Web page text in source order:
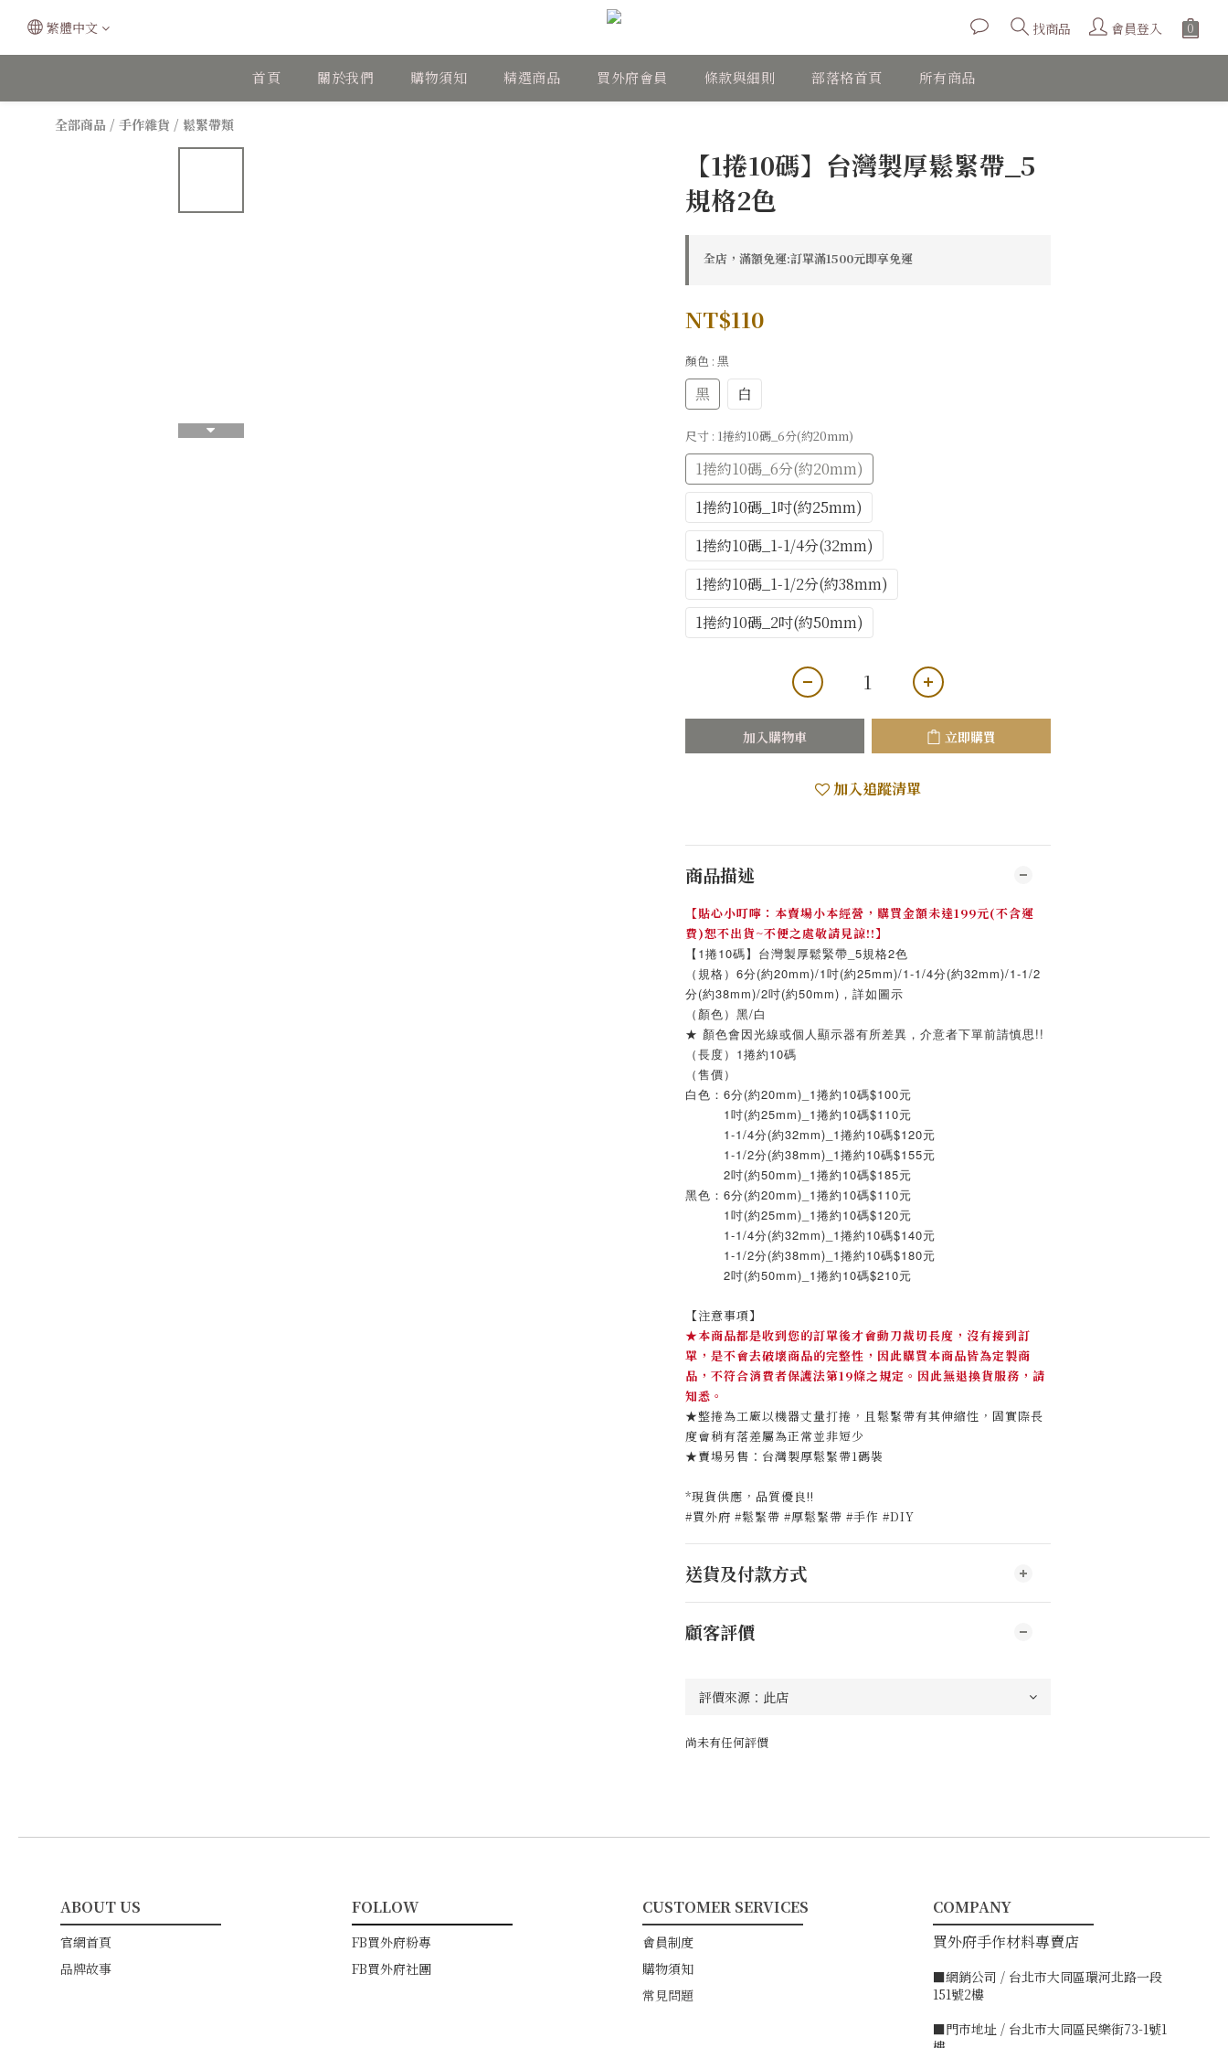
繁體中文 找商品 會員登入
首頁 關於我們 購物須知 精選商品 買外府會員 條款與細則 部落格首頁 所有商品
全部商品 / 手作雜貨 / 鬆緊帶類
【1捲10碼】台灣製厚鬆緊帶_5
規格2色
全店，滿額免運:訂單滿1500元即享免運
NT$110
顏色 : 黑
黑 白
尺寸 : 1捲約10碼_6分(約20mm)
1捲約10碼_6分(約20mm)
1捲約10碼_1吋(約25mm)
1捲約10碼_1-1/4分(32mm)
1捲約10碼_1-1/2分(約38mm)
1捲約10碼_2吋(約50mm)
加入購物車 立即購買
加入追蹤清單
商品描述
【貼心小叮嚀：本賣場小本經營，購買金額未達199元(不含運
費)恕不出貨~不便之處敬請見諒!!】
【1捲10碼】台灣製厚鬆緊帶_5規格2色
（規格）6分(約20mm)/1吋(約25mm)/1-1/4分(約32mm)/1-1/2
分(約38mm)/2吋(約50mm)，詳如圖示
（顏色）黑/白
★ 顏色會因光線或個人顯示器有所差異，介意者下單前請慎思!!
（長度）1捲約10碼
（售價）
白色：6分(約20mm)_1捲約10碼$100元
1吋(約25mm)_1捲約10碼$110元
1-1/4分(約32mm)_1捲約10碼$120元
1-1/2分(約38mm)_1捲約10碼$155元
2吋(約50mm)_1捲約10碼$185元
黑色：6分(約20mm)_1捲約10碼$110元
1吋(約25mm)_1捲約10碼$120元
1-1/4分(約32mm)_1捲約10碼$140元
1-1/2分(約38mm)_1捲約10碼$180元
2吋(約50mm)_1捲約10碼$210元
【注意事項】
★本商品都是收到您的訂單後才會動刀裁切長度，沒有接到訂
單，是不會去破壞商品的完整性，因此購買本商品皆為定製商
品，不符合消費者保護法第19條之規定。因此無退換貨服務，請
知悉。
★整捲為工廠以機器丈量打捲，且鬆緊帶有其伸縮性，固實際長
度會稍有落差屬為正常並非短少
★賣場另售：台灣製厚鬆緊帶1碼裝
*現貨供應，品質優良!!
#買外府 #鬆緊帶 #厚鬆緊帶 #手作 #DIY
送貨及付款方式
顧客評價
尚未有任何評價
ABOUT US
━━━━━━━━━━━
官網首頁
品牌故事
FOLLOW
━━━━━━━━━━━
FB買外府粉專
FB買外府社團
CUSTOMER SERVICES
━━━━━━━━━━━
會員制度
購物須知
常見問題
COMPANY
━━━━━━━━━━━
買外府手作材料專賣店
■網銷公司 / 台北市大同區環河北路一段
151號2樓
■門市地址 / 台北市大同區民樂街73-1號1